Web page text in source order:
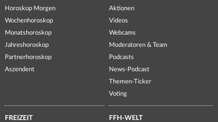
Horoskop Morgen
Wochenhoroskop
Monatshoroskop
Jahreshoroskop
Partnerhoroskop
Aszendent
Aktionen
Videos
Webcams
Moderatoren & Team
Podcasts
News-Podcast
Themen-Ticker
Voting
FREIZEIT FFH-WELT